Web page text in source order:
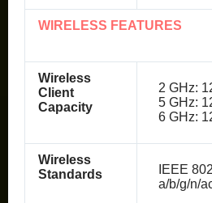
WIRELESS FEATURES
Wireless
Client
Capacity
2 GHz:
5 GHz:
6 GHz:
Wireless
Standards
IEEE
a/b/g/n/